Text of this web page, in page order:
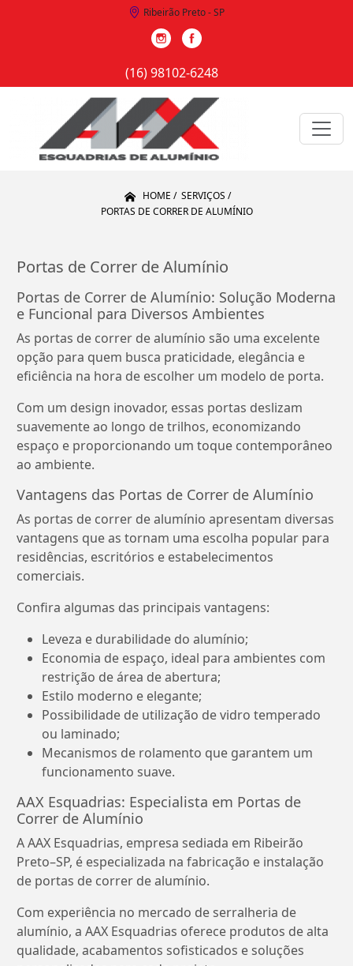
Ribeirão Preto - SP
(16) 98102-6248
HOME
SERVIÇOS
PORTAS DE CORRER DE ALUMÍNIO
Portas de Correr de Alumínio
Portas de Correr de Alumínio: Solução Moderna
e Funcional para Diversos Ambientes
As portas de correr de alumínio são uma excelente
opção para quem busca praticidade, elegância e
eficiência na hora de escolher um modelo de porta.
Com um design inovador, essas portas deslizam
suavemente ao longo de trilhos, economizando
espaço e proporcionando um toque contemporâneo
ao ambiente.
Vantagens das Portas de Correr de Alumínio
As portas de correr de alumínio apresentam diversas
vantagens que as tornam uma escolha popular para
residências, escritórios e estabelecimentos
comerciais.
Confira algumas das principais vantagens:
Leveza e durabilidade do alumínio;
Economia de espaço, ideal para ambientes com
restrição de área de abertura;
Estilo moderno e elegante;
Possibilidade de utilização de vidro temperado
ou laminado;
Mecanismos de rolamento que garantem um
funcionamento suave.
AAX Esquadrias: Especialista em Portas de
Correr de Alumínio
A AAX Esquadrias, empresa sediada em Ribeirão
Preto–SP, é especializada na fabricação e instalação
de portas de correr de alumínio.
Com experiência no mercado de serralheria de
alumínio, a AAX Esquadrias oferece produtos de alta
qualidade, acabamentos sofisticados e soluções